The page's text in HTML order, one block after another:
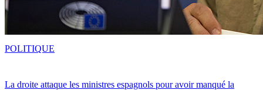
La droite attaque les ministres espagnols pour avoir manqué la
POLITIQUE